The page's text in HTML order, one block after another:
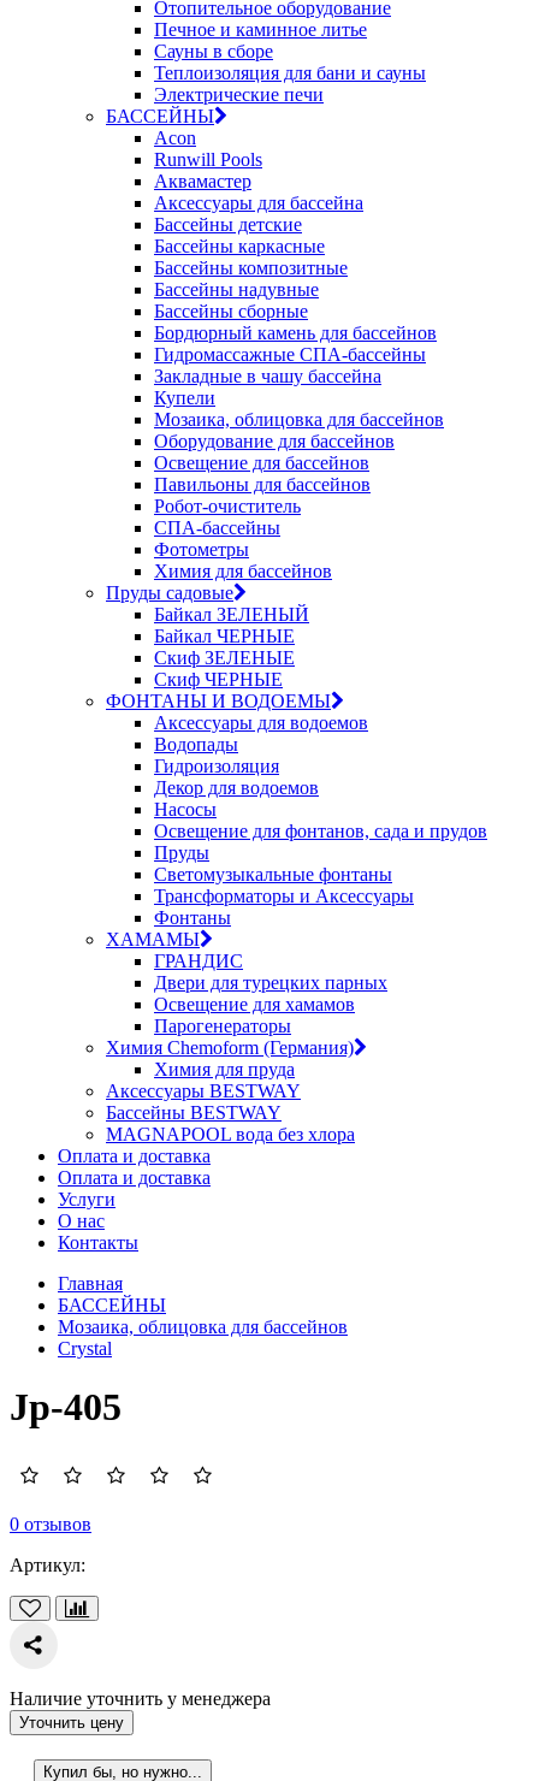
Отопительное оборудование
Печное и каминное литье
Сауны в сборе
Теплоизоляция для бани и сауны
Электрические печи
БАССЕЙНЫ
Acon
Runwill Pools
Аквамастер
Аксессуары для бассейна
Бассейны детские
Бассейны каркасные
Бассейны композитные
Бассейны надувные
Бассейны сборные
Бордюрный камень для бассейнов
Гидромассажные СПА-бассейны
Закладные в чашу бассейна
Купели
Мозаика, облицовка для бассейнов
Оборудование для бассейнов
Освещение для бассейнов
Павильоны для бассейнов
Робот-очиститель
СПА-бассейны
Фотометры
Химия для бассейнов
Пруды садовые
Байкал ЗЕЛЕНЫЙ
Байкал ЧЕРНЫЕ
Скиф ЗЕЛЕНЫЕ
Скиф ЧЕРНЫЕ
ФОНТАНЫ И ВОДОЕМЫ
Аксессуары для водоемов
Водопады
Гидроизоляция
Декор для водоемов
Насосы
Освещение для фонтанов, сада и прудов
Пруды
Светомузыкальные фонтаны
Трансформаторы и Аксессуары
Фонтаны
ХАМАМЫ
ГРАНДИС
Двери для турецких парных
Освещение для хамамов
Парогенераторы
Химия Chemoform (Германия)
Химия для пруда
Аксессуары BESTWAY
Бассейны BESTWAY
MAGNAPOOL вода без хлора
Оплата и доставка
Оплата и доставка
Услуги
О нас
Контакты
Главная
БАССЕЙНЫ
Мозаика, облицовка для бассейнов
Crystal
Jp-405
0 отзывов
Артикул:
Наличие уточнить у менеджера
Уточнить цену
Купил бы, но нужно...